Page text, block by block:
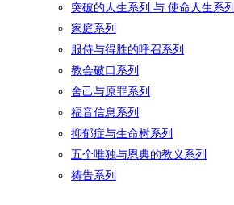
突破的人生系列 与 使命人生系列
家庭系列
服侍与得胜的呼召系列
教会破口系列
舍己与原罪系列
福音信息系列
抑郁症与生命树系列
五个唯独与恩典的教义系列
祷告系列